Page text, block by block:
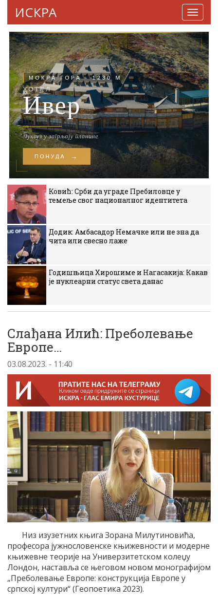
ИСКРА
Ковић: Срби да уграде Пребиловце у
темеље свог националног идентитета
Додик: Амбасадор Немачке или не зна да
чита или свесно лаже
Годишњица Хирошиме и Нагасакија: Какав
је нуклеарни статус света данас
Слађана Илић: Преболевање
Европе…
03.08.2023. - 11:40
Низ изузетних књига Зорана Милутиновића,
професора јужнословенске књижевности и модерне
књижевне теорије на Универзитетском колеџу
Лондон, наставља се његовом новом монографијом
„Преболевање Европе: конструкција Европе у
српској култури“ (Геопоетика 2023).